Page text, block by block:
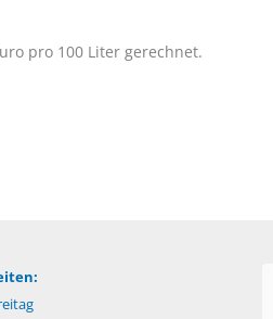
pro 100 Liter gerechnet.